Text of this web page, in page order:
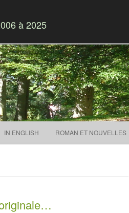
à 2025
IN ENGLISH ROMAN ET NOUVELLES